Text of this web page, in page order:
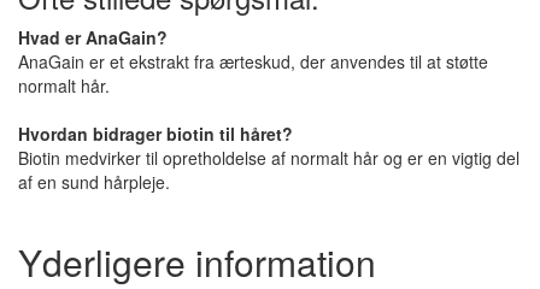
Hvad er AnaGain?
AnaGain er et ekstrakt fra ærteskud, der anvendes til at støtte
normalt hår.
Hvordan bidrager biotin til håret?
Biotin medvirker til opretholdelse af normalt hår og er en vigtig del
af en sund hårpleje.
Yderligere information